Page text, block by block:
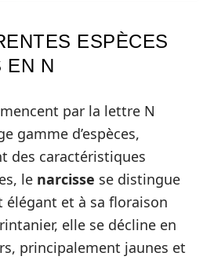
ESPÈCES
EN N
par la lettre N
gamme d’espèces,
des caractéristiques
le narcisse se distingue
élégant et à sa floraison
elle se décline en
principalement jaunes et